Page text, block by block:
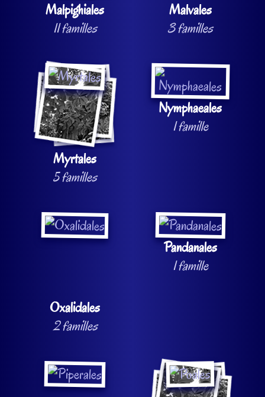
Malpighiales
11 familles
Malvales
3 familles
Myrtales
5 familles
Nymphaeales
1 famille
Oxalidales
2 familles
Pandanales
1 famille